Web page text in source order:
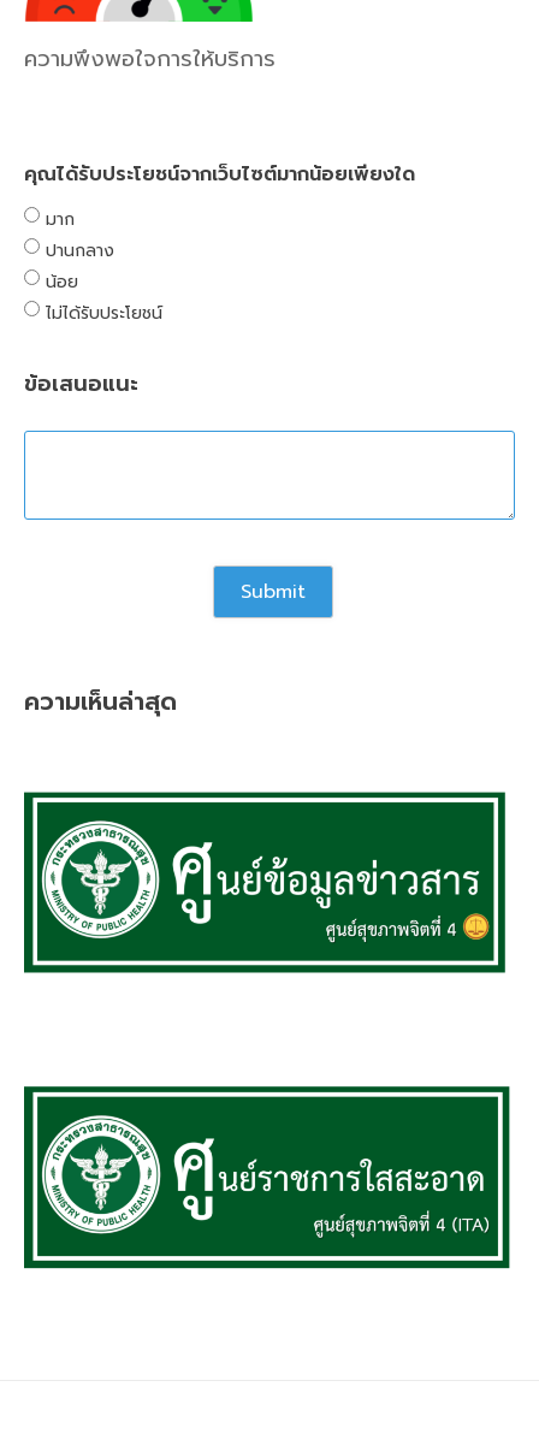
ความพึงพอใจการให้บริการ
คุณได้รับประโยชน์จากเว็บไซต์มากน้อยเพียงใด
มาก
ปานกลาง
น้อย
ไม่ได้รับประโยชน์
ข้อเสนอแนะ
ความเห็นล่าสุด